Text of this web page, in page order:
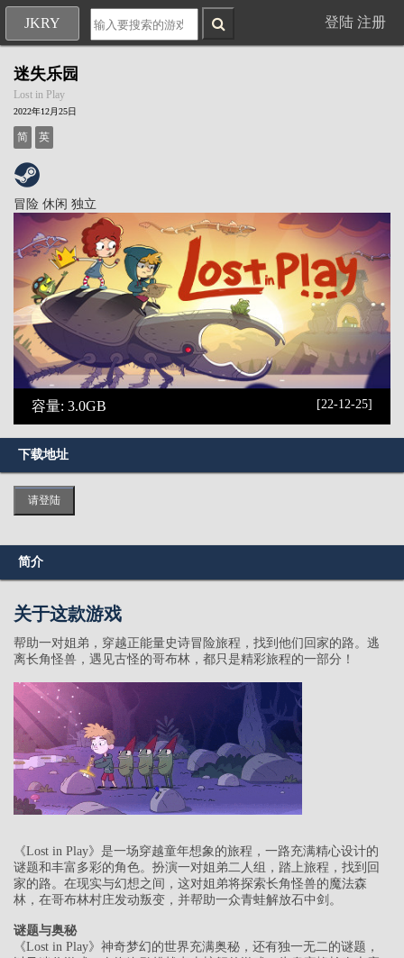
JKRY 登陆 注册
迷失乐园
Lost in Play
2022年12月25日
简 英
冒险 休闲 独立
容量: 3.0GB [22-12-25]
下载地址
请登陆
简介
关于这款游戏
帮助一对姐弟，穿越正能量史诗冒险旅程，找到他们回家的路。逃
离长角怪兽，遇见古怪的哥布林，都只是精彩旅程的一部分！
《Lost in Play》是一场穿越童年想象的旅程，一路充满精心设计的
谜题和丰富多彩的角色。扮演一对姐弟二人组，踏上旅程，找到回
家的路。在现实与幻想之间，这对姐弟将探索长角怪兽的魔法森
林，在哥布林村庄发动叛变，并帮助一众青蛙解放石中剑。
谜题与奥秘
《Lost in Play》神奇梦幻的世界充满奥秘，还有独一无二的谜题，